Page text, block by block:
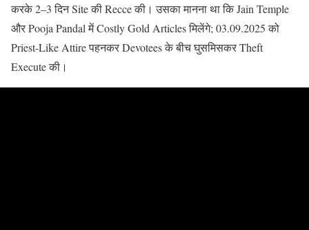
करके 2–3 दिन Site की Recce की। उसका मानना था कि Jain Temple
और Pooja Pandal में Costly Gold Articles मिलेंगे; 03.09.2025 को
Priest-Like Attire पहनकर Devotees के बीच घुसमिसकर Theft
Execute की।